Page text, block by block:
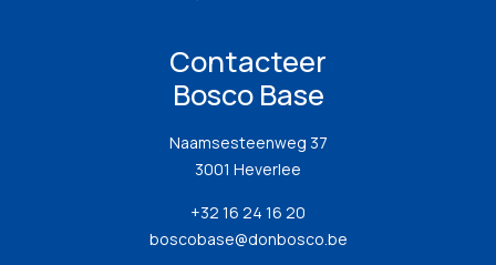
Contacteer
Bosco Base
Naamsesteenweg 37
3001 Heverlee
+32 16 24 16 20
boscobase@donbosco.be